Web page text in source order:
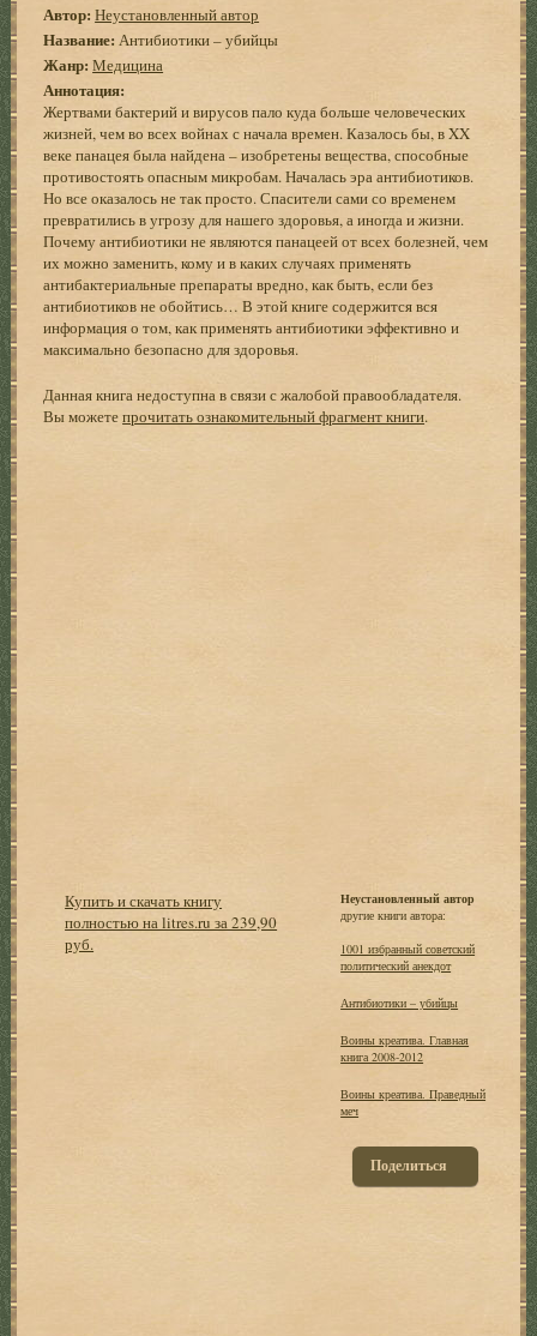
Автор: Неустановленный автор
Название: Антибиотики – убийцы
Жанр: Медицина
Аннотация:
Жертвами бактерий и вирусов пало куда больше человеческих
жизней, чем во всех войнах с начала времен. Казалось бы, в XX
веке панацея была найдена – изобретены вещества, способные
противостоять опасным микробам. Началась эра антибиотиков.
Но все оказалось не так просто. Спасители сами со временем
превратились в угрозу для нашего здоровья, а иногда и жизни.
Почему антибиотики не являются панацеей от всех болезней, чем
их можно заменить, кому и в каких случаях применять
антибактериальные препараты вредно, как быть, если без
антибиотиков не обойтись… В этой книге содержится вся
информация о том, как применять антибиотики эффективно и
максимально безопасно для здоровья.
Данная книга недоступна в связи с жалобой правообладателя.
Вы можетепрочитать ознакомительный фрагмент книги.
Купить и скачать книгу
полностью на litres.ru за 239,90
руб.
Неустановленный автор
другие книги автора:
1001 избранный советский
политический анекдот
Антибиотики – убийцы
Воины креатива. Главная
книга 2008-2012
Воины креатива. Праведный
меч
Поделиться